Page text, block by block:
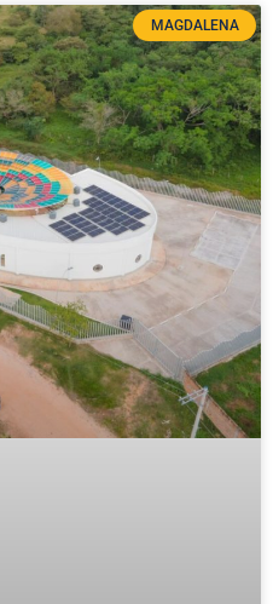
MAGDALENA